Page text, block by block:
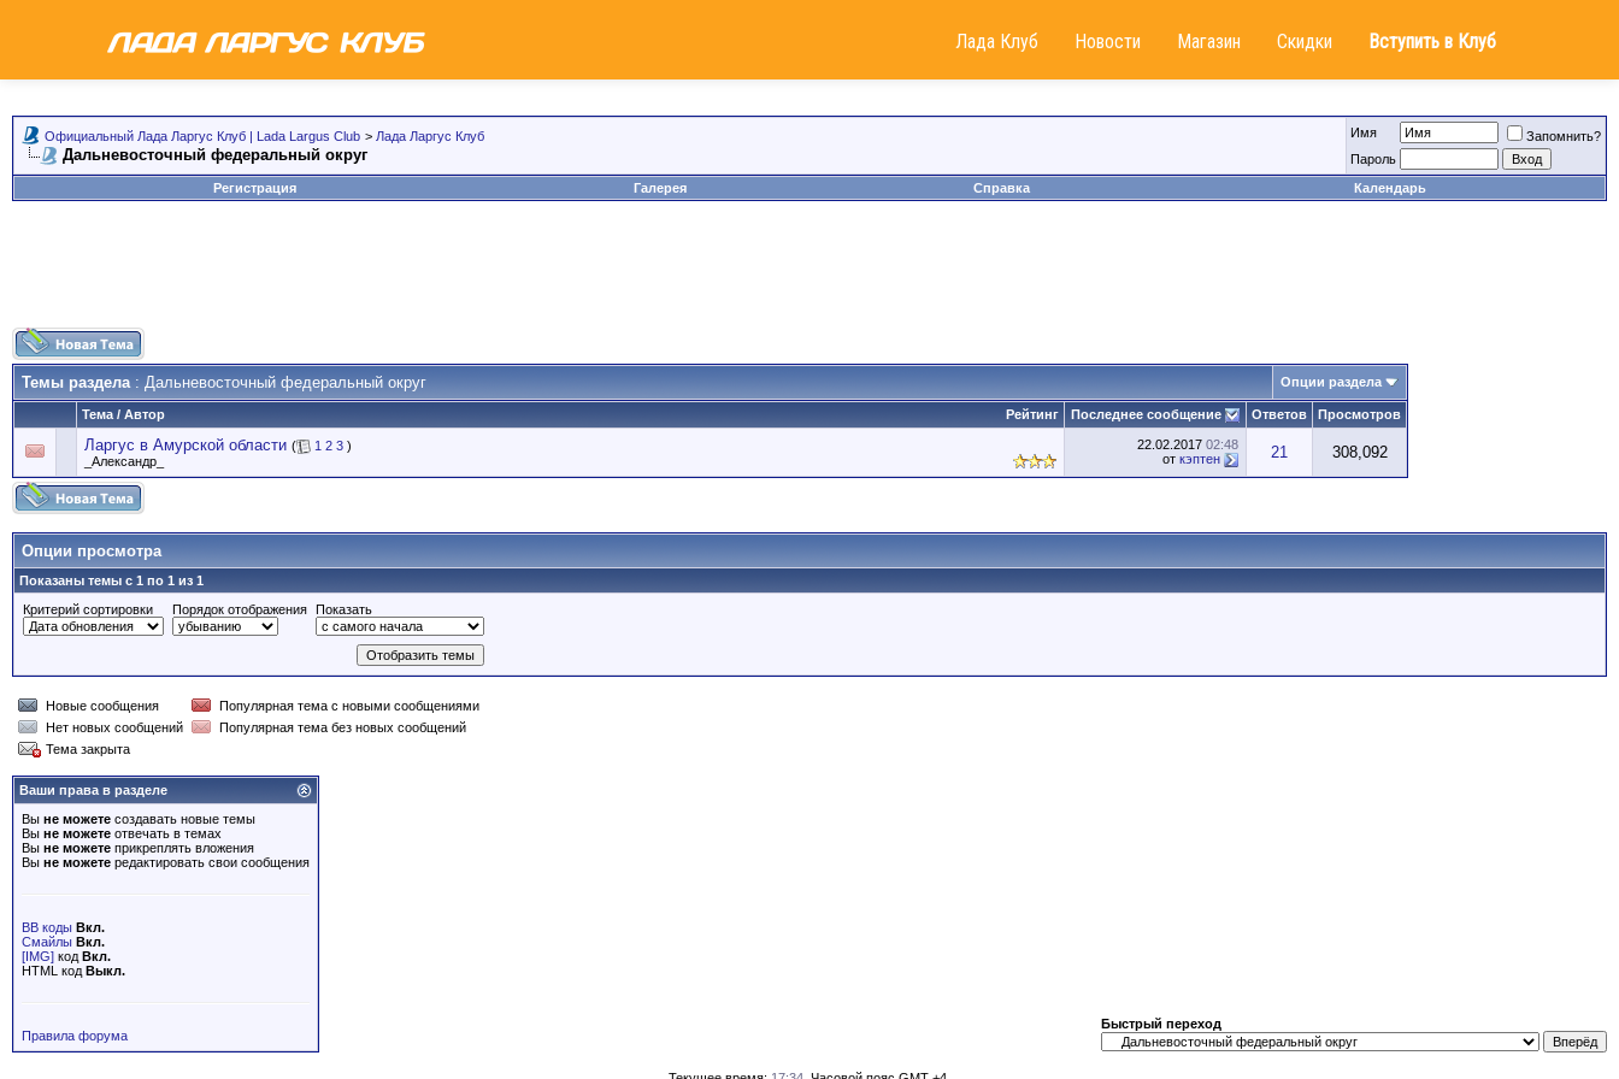
Лада Клуб Новости Магазин Скидки Вступить в Клуб
Официальный Лада Ларгус Клуб | Lada Largus Club > Лада Ларгус Клуб
Дальневосточный федеральный округ
Имя
Запомнить?
Пароль
Регистрация
Галерея Справка Календарь
Темы раздела: Дальневосточный федеральный округ Опции раздела
Рейтинг
Тема / Автор Последнее сообщение Ответов Просмотров
Ларгус в Амурской области ( 1 2 3 )
_Александр_
22.02.2017 02:48
от кэптен 21 308,092
Опции просмотра
Показаны темы с 1 по 1 из 1
Критерий сортировки
Порядок отображения Показать
Новые сообщения
Популярная тема с новыми сообщениями
Нет новых сообщений
Популярная тема без новых сообщений
Тема закрыта
Ваши права в разделе
Вы не можете создавать новые темы
Вы не можете отвечать в темах
Вы не можете прикреплять вложения
Вы не можете редактировать свои сообщения
BB коды Вкл.
Смайлы Вкл.
[IMG] код Вкл.
HTML код Выкл.
Правила форума
Быстрый переход